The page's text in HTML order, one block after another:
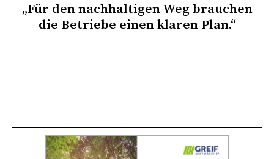
„Für den nachhaltigen Weg brauchen
die Betriebe einen klaren Plan.“